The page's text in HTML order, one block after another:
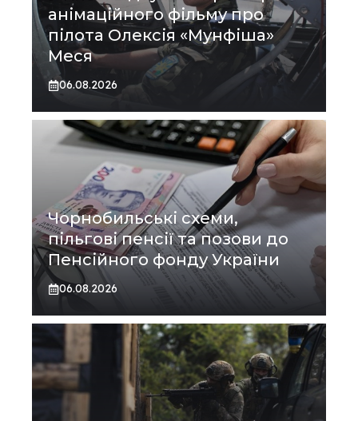
анімаційного фільму про
пілота Олексія «Мунфіша»
Меся
06.08.2026
Чорнобильські схеми,
пільгові пенсії та позови до
Пенсійного фонду України
06.08.2026